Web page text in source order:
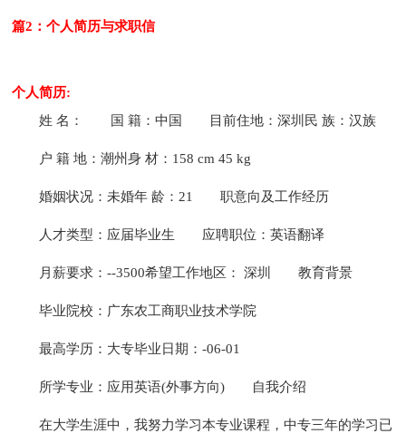
篇2：个人简历与求职信
个人简历:
姓 名：
国 籍：中国 目前住地：深圳民 族：汉族
户 籍 地：潮州身 材：158 cm 45 kg
婚姻状况：未婚年 龄：21 职意向及工作经历
人才类型：应届毕业生 应聘职位：英语翻译
月薪要求：--3500希望工作地区： 深圳 教育背景
毕业院校：广东农工商职业技术学院
最高学历：大专毕业日期：-06-01
所学专业：应用英语(外事方向) 自我介绍
在大学生涯中，我努力学习本专业课程，中专三年的学习已